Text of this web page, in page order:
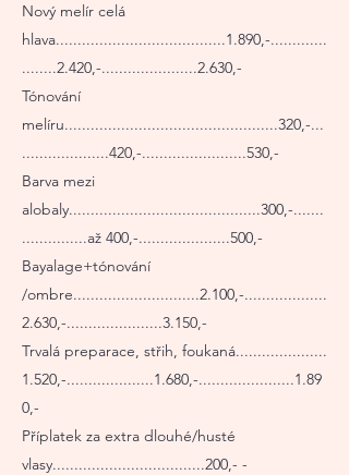
Nový melír celá
hlava.......................................1.890,-.............
........2.420,-......................2.630,-
Tónování
melíru.................................................320,-...
....................420,-........................530,-
Barva mezi
alobaly............................................300,-.......
...............až 400,-.....................500,-
Bayalage+tónování
/ombre.............................2.100,-...................
2.630,-......................3.150,-
Trvalá preparace, střih, foukaná.....................
1.520,-....................1.680,-......................1.89
0,-
Příplatek za extra dlouhé/husté
vlasy...................................200,- -